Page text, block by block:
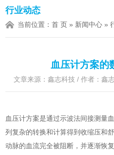
行业动态
当前位置：首 页 » 新闻中心 »
血压计方案的
文章来源：鑫志科技 / 作者：鑫
血压计方案是通过示波法间接测量
列复杂的转换和计算得到收缩压和
动脉的血流完全被阻断，并逐渐恢